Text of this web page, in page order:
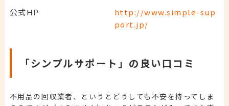
公式HP
http://www.simple-sup
port.jp/
「シンプルサポート」の良い口コミ
不用品の回収業者、というとどうしても不安を持ってしま